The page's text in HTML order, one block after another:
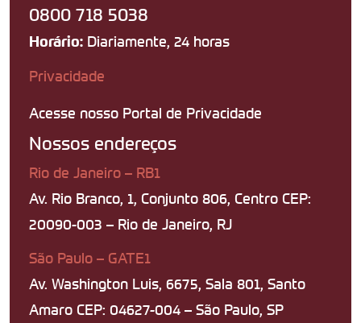
0800 718 5038
Horário: Diariamente, 24 horas
Privacidade
Acesse nosso Portal de Privacidade
Nossos endereços
Rio de Janeiro – RB1
Av. Rio Branco, 1, Conjunto 806, Centro CEP:
20090-003 – Rio de Janeiro, RJ
São Paulo – GATE1
Av. Washington Luis, 6675, Sala 801, Santo
Amaro CEP: 04627-004 – São Paulo, SP